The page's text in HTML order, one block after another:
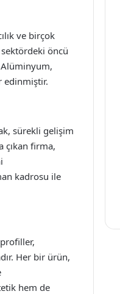
ve birçok
öncü
edinmiştir.
sürekli gelişim
çıkan firma,
kadrosu ile
Her bir ürün,
hem de